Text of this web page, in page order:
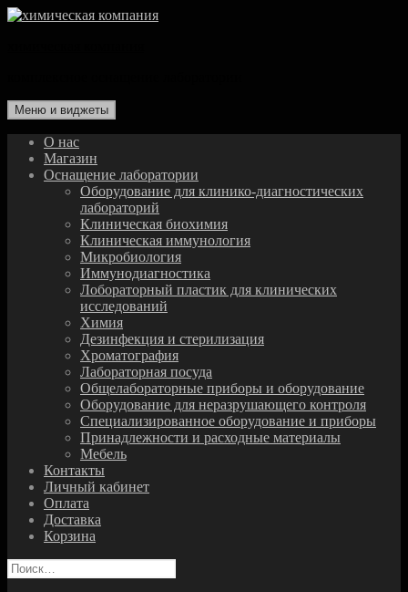
Перейти
Меню и виджеты
О нас
Магазин
Оснащение лаборатории
Оборудование для клинико-диагностических
лабораторий
Клиническая биохимия
Клиническая иммунология
Микробиология
Иммунодиагностика
Лобораторный пластик для клинических
исследований
Химия
Дезинфекция и стерилизация
Хроматография
Лабораторная посуда
Общелабораторные приборы и оборудование
Оборудование для неразрушающего контроля
Специализированное оборудование и приборы
Принадлежности и расходные материалы
Мебель
Контакты
Личный кабинет
Оплата
Доставка
Корзина
Найти: